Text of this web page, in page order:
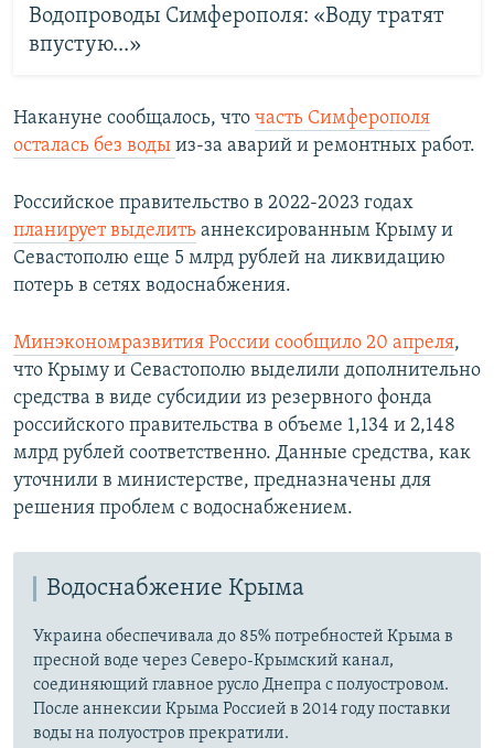
Водопроводы Симферополя: «Воду тратят
впустую...»
Накануне сообщалось, что часть Симферополя
осталась без воды из-за аварий и ремонтных работ.
Российское правительство в 2022-2023 годах
планирует выделить аннексированным Крыму и
Севастополю еще 5 млрд рублей на ликвидацию
потерь в сетях водоснабжения.
Минэкономразвития России сообщило 20 апреля,
что Крыму и Севастополю выделили дополнительно
средства в виде субсидии из резервного фонда
российского правительства в объеме 1,134 и 2,148
млрд рублей соответственно. Данные средства, как
уточнили в министерстве, предназначены для
решения проблем с водоснабжением.
Водоснабжение Крыма
Украина обеспечивала до 85% потребностей Крыма в
пресной воде через Северо-Крымский канал,
соединяющий главное русло Днепра с полуостровом.
После аннексии Крыма Россией в 2014 году поставки
воды на полуостров прекратили.